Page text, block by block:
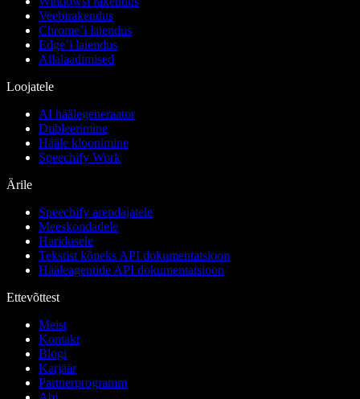
Veebirakendus
Chrome’i laiendus
Edge’i laiendus
Allalaadimised
Loojatele
AI häälegeneraator
Dubleerimine
Hääle kloonimine
Speechify Work
Ärile
Speechify arendajatele
Meeskondadele
Haridusele
Tekstist kõneks API dokumentatsioon
Hääleagentide API dokumentatsioon
Ettevõttest
Meist
Kontakt
Blogi
Karjäär
Partnerprogramm